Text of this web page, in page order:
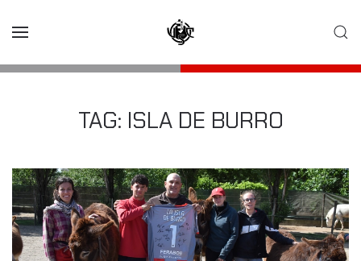
TAG: ISLA DE BURRO